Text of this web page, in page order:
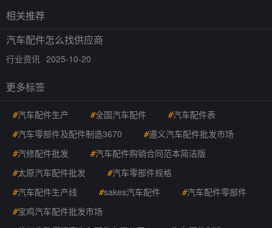
相关推荐
汽车配件怎么找供应商
行业资讯 2025-10-20
更多标签
#汽车配件生产 #全国汽车配件 #汽车配件表
#汽车零部件及配件制造3670 #遵义汽车配件批发市场
#汽修配件批发 #汽车配件购销合同范本简洁版
#太原汽车配件批发 #汽车零部件规格
#汽车配件生产线 #sakes汽车配件 #汽车配件零部件
#宝鸡汽车配件批发市场